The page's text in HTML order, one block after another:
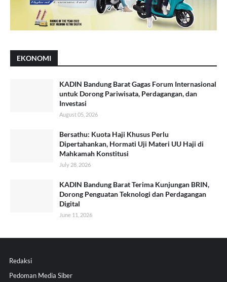
EKONOMI
KADIN Bandung Barat Gagas Forum Internasional
untuk Dorong Pariwisata, Perdagangan, dan
Investasi
August 05, 2026
Bersathu: Kuota Haji Khusus Perlu
Dipertahankan, Hormati Uji Materi UU Haji di
Mahkamah Konstitusi
July 28, 2026
KADIN Bandung Barat Terima Kunjungan BRIN,
Dorong Penguatan Teknologi dan Perdagangan
Digital
June 11, 2026
Redaksi
Pedoman Media Siber